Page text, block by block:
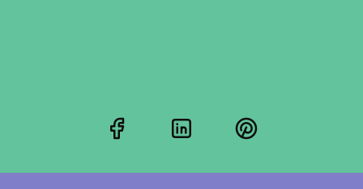
FacebookLinkedInPinterest